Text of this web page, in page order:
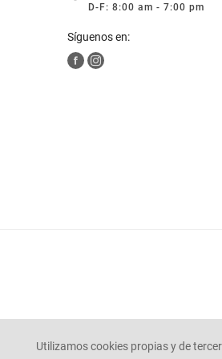
Utilizamos cookies propias y de
D-F: 8:00 am - 7:00 pm
Síguenos en:
© Mercaldas 2025. todos los